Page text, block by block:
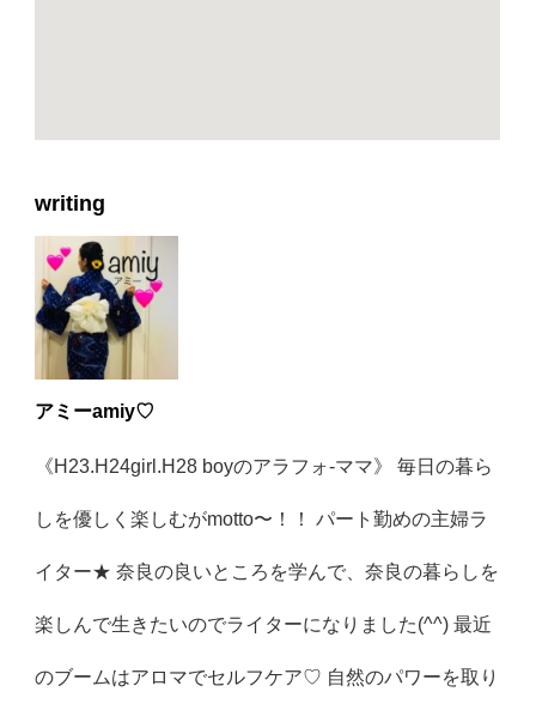
writing
アミーamiy♡
《H23.H24girl.H28 boyのアラフォ-ママ》 毎日の暮ら
しを優しく楽しむがmotto〜！！ パート勤めの主婦ラ
イター★ 奈良の良いところを学んで、奈良の暮らしを
楽しんで生きたいのでライターになりました(^^) 最近
のブームはアロマでセルフケア♡ 自然のパワーを取り